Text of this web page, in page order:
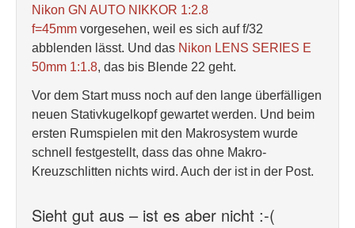
Nikon GN AUTO NIKKOR 1:2.8
f=45mm vorgesehen, weil es sich auf f/32
abblenden lässt. Und das Nikon LENS SERIES E
50mm 1:1.8, das bis Blende 22 geht.
Vor dem Start muss noch auf den lange überfälligen
neuen Stativkugelkopf gewartet werden. Und beim
ersten Rumspielen mit den Makrosystem wurde
schnell festgestellt, dass das ohne Makro-
Kreuzschlitten nichts wird. Auch der ist in der Post.
Sieht gut aus – ist es aber nicht :-(